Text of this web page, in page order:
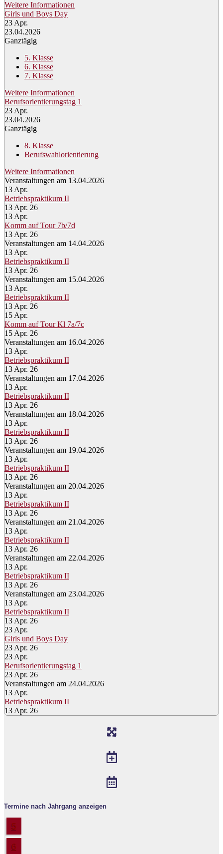
Weitere Informationen
Girls und Boys Day
23Apr.
23.04.2026
Ganztägig
5. Klasse
6. Klasse
7. Klasse
Weitere Informationen
Berufsorientierungstag 1
23Apr.
23.04.2026
Ganztägig
8. Klasse
Berufswahlorientierung
Weitere Informationen
Veranstaltungen am 13.04.2026
13Apr.
Betriebspraktikum II
13 Apr. 26
13Apr.
Komm auf Tour 7b/7d
13 Apr. 26
Veranstaltungen am 14.04.2026
13Apr.
Betriebspraktikum II
13 Apr. 26
Veranstaltungen am 15.04.2026
13Apr.
Betriebspraktikum II
13 Apr. 26
15Apr.
Komm auf Tour Kl 7a/7c
15 Apr. 26
Veranstaltungen am 16.04.2026
13Apr.
Betriebspraktikum II
13 Apr. 26
Veranstaltungen am 17.04.2026
13Apr.
Betriebspraktikum II
13 Apr. 26
Veranstaltungen am 18.04.2026
13Apr.
Betriebspraktikum II
13 Apr. 26
Veranstaltungen am 19.04.2026
13Apr.
Betriebspraktikum II
13 Apr. 26
Veranstaltungen am 20.04.2026
13Apr.
Betriebspraktikum II
13 Apr. 26
Veranstaltungen am 21.04.2026
13Apr.
Betriebspraktikum II
13 Apr. 26
Veranstaltungen am 22.04.2026
13Apr.
Betriebspraktikum II
13 Apr. 26
Veranstaltungen am 23.04.2026
13Apr.
Betriebspraktikum II
13 Apr. 26
23Apr.
Girls und Boys Day
23 Apr. 26
23Apr.
Berufsorientierungstag 1
23 Apr. 26
Veranstaltungen am 24.04.2026
13Apr.
Betriebspraktikum II
13 Apr. 26
Termine nach Jahrgang anzeigen
5
6